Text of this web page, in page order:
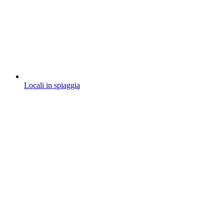
Locali in spiaggia